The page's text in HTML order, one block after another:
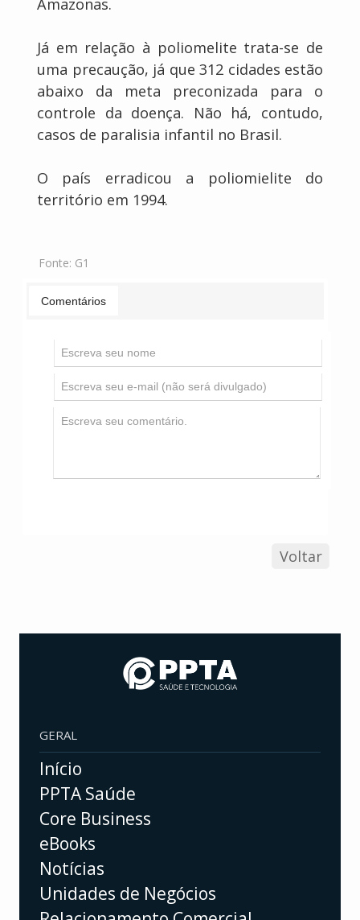
Amazonas.
Já em relação à poliomelite trata-se de
uma precaução, já que 312 cidades estão
abaixo da meta preconizada para o
controle da doença. Não há, contudo,
casos de paralisia infantil no Brasil.
O país erradicou a poliomielite do
território em 1994.
Fonte: G1
Comentários
Voltar
GERAL
Início
PPTA Saúde
Core Business
eBooks
Notícias
Unidades de Negócios